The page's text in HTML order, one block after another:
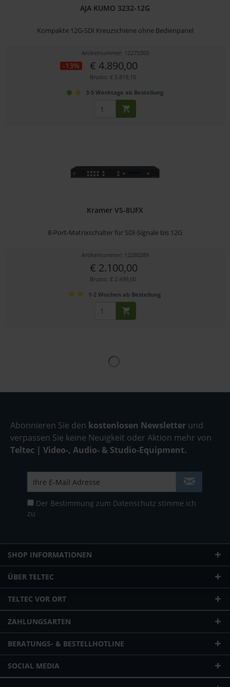
AJA KUMO 3232-12G
Kompakte 12G-SDI Kreuzschiene ohne Bedienpanel
Artikelnummer: 12275303
-13% € 4.890,00
Brutto: € 5.819,10
3-5 Werktage ab Bestellung
Kramer VS-8UFX
8-Port-Matrixschalter für SDI-Signale bis 12G
Artikelnummer: 12280289
€ 2.100,00
Brutto: € 2.499,00
1-2 Wochen ab Bestellung
Abonnieren Sie den kostenlosen Newsletter und
verpassen Sie keine Neuigkeit oder Aktion mehr von
Teltec | Video-, Audio- & Studio-Equipment.
Der Bestimmung zum Datenschutz stimme ich
zu
SHOP INFORMATIONEN
ÜBER TELTEC
TELTEC VOR ORT
ZAHLUNGSARTEN
BERATUNGS- & BESTELLHOTLINE
SOCIAL MEDIA